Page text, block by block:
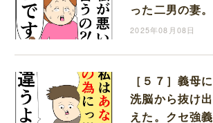
った二男の妻
抗う嫁達｜岡
2025年08月08日
［５７］義母
洗脳から抜け
えた。クセ強